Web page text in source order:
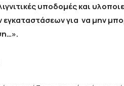
υποδομές και
εγκαταστάσεων για να μην